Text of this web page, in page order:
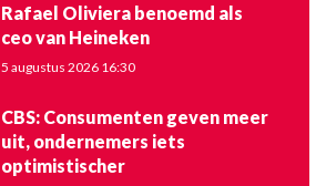
Rafael Oliviera benoemd als
ceo van Heineken
5 augustus 2026 16:30
CBS: Consumenten geven meer
uit, ondernemers iets
optimistischer